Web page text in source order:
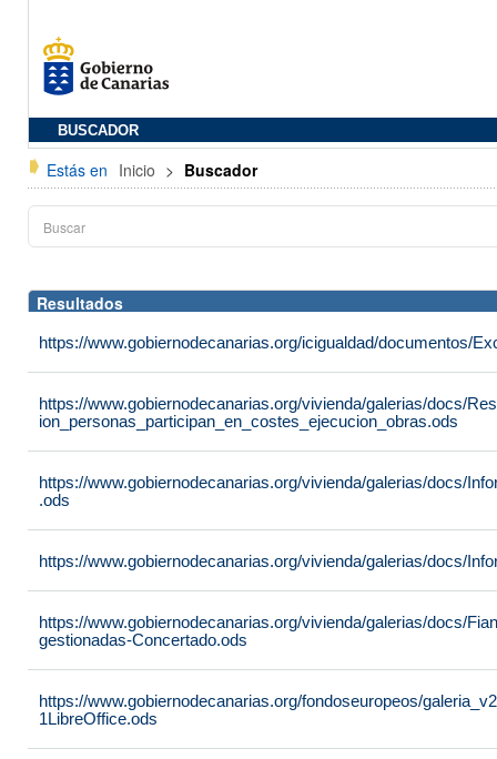
BUSCADOR
Estás en Inicio > Buscador
Resultados
https://www.gobiernodecanarias.org/icigualdad/documentos/
https://www.gobiernodecanarias.org/vivienda/galerias/docs/
ion_personas_participan_en_costes_ejecucion_obras.ods
https://www.gobiernodecanarias.org/vivienda/galerias/docs/
.ods
https://www.gobiernodecanarias.org/vivienda/galerias/docs/
https://www.gobiernodecanarias.org/vivienda/galerias/docs/
gestionadas-Concertado.ods
https://www.gobiernodecanarias.org/fondoseuropeos/
1LibreOffice.ods